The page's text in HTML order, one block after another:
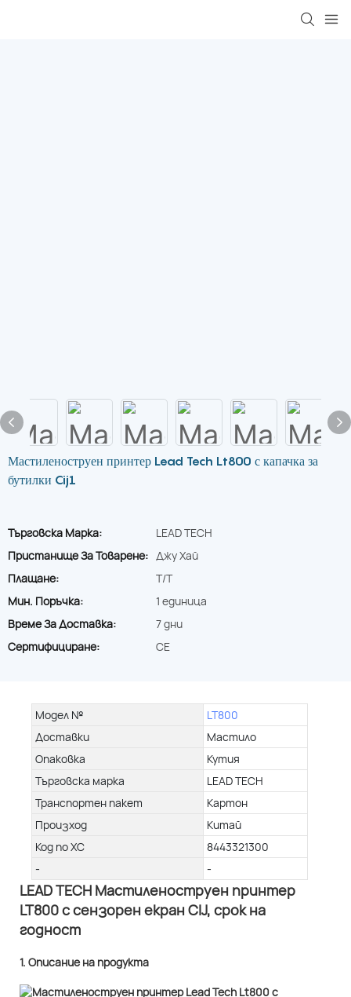
Мастиленоструен принтер Lead Tech Lt800 с капачка за
бутилки Cij1
Търговска Марка:
LEAD TECH
Пристанище За Товарене: Джу Хай
Плащане:
T/T
Мин. Поръчка:
1 единица
Време За Доставка:
7 дни
Сертифициране:
CE
Модел №
LT800
Доставки
Мастило
Опаковка
Кутия
Търговска марка
LEAD TECH
Транспортен пакет
Картон
Произход
Китай
Код по ХС
8443321300
-
-
LEAD TECH Мастиленоструен принтер
LT800 с сензорен екран CIJ, срок на
годност
1. Описание на продукта